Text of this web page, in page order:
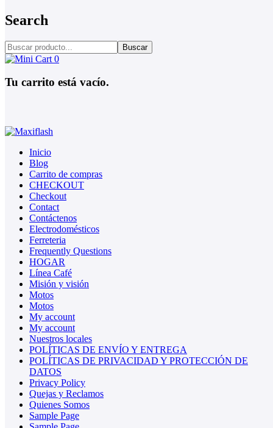
Search
Buscar
0
Tu carrito está vacío.
Inicio
Blog
Carrito de compras
CHECKOUT
Checkout
Contact
Contáctenos
Electrodomésticos
Ferreteria
Frequently Questions
HOGAR
Línea Café
Misión y visión
Motos
Motos
My account
My account
Nuestros locales
POLÍTICAS DE ENVÍO Y ENTREGA
POLÍTICAS DE PRIVACIDAD Y PROTECCIÓN DE
DATOS
Privacy Policy
Quejas y Reclamos
Quienes Somos
Sample Page